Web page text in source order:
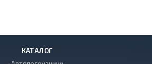
КАТАЛОГ